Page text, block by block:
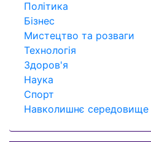
Політика
Бізнес
Мистецтво та розваги
Технологія
Здоров'я
Наука
Спорт
Навколишнє середовище